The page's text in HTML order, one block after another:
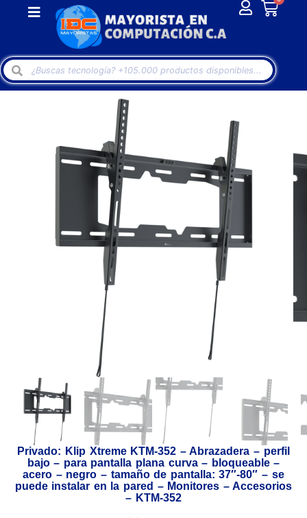
Privado: Klip Xtreme KTM-352 – Abrazadera – perfil
bajo – para pantalla plana curva – bloqueable –
acero – negro – tamaño de pantalla: 37″-80″ – se
puede instalar en la pared – Monitores – Accesorios
– KTM-352